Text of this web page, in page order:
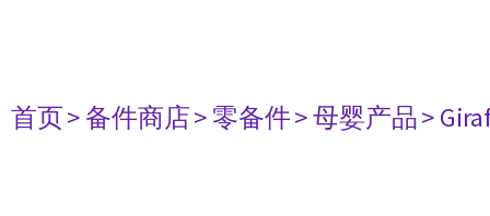
首页> 备件商店> 零备件> 母婴产品>